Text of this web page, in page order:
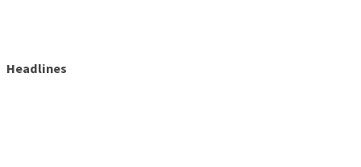
Headlines